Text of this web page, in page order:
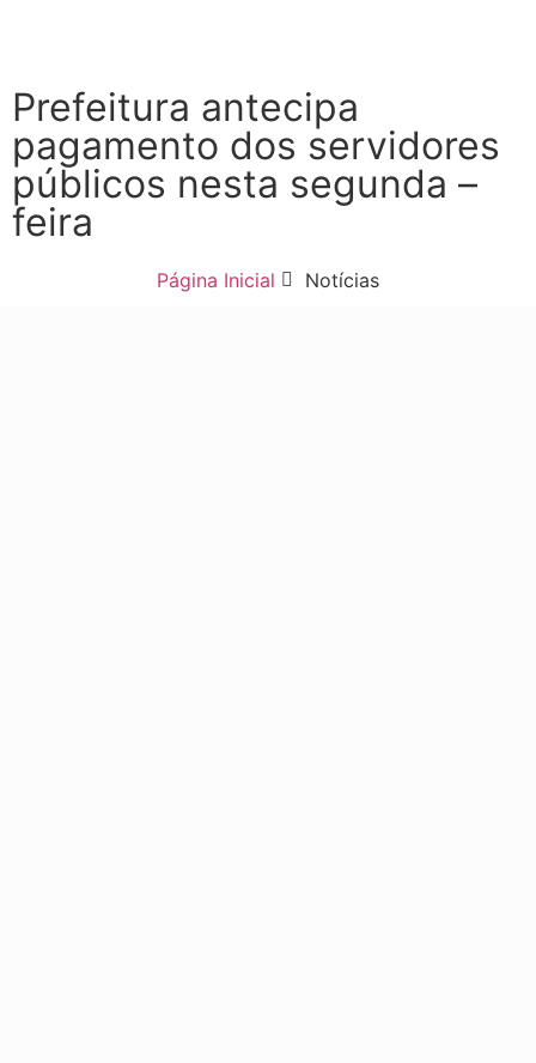
Prefeitura antecipa
pagamento dos servidores
públicos nesta segunda –
feira
Página Inicial Notícias